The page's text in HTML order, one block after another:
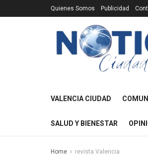
Quienes Somos Publicidad
VALENCIA CIUDAD
SALUD Y BIENESTAR
Home revista Valencia